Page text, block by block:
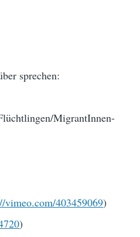
sprechen:
MigrantInnen-
vimeo.com/403459069)
)